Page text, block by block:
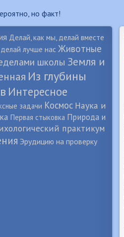
Делай, как мы, делай вместе
лучше нас Животные
школы Земля и
Из глубины
Интересное
задачи Космос Наука и
Первая стыковка Природа и
практикум
Эрудицию на проверку